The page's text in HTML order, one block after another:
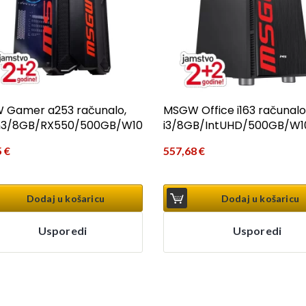
Gamer a253 računalo,
8GB/RX550/500GB/W10
€
Dodaj u košaricu
Usporedi
MSGW Office i163
i3/8GB/IntUHD/500GB/
557,68€
Dodaj u košaricu
Usporedi